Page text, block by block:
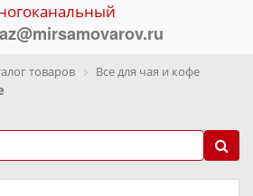
товаров
Все для чая и кофе